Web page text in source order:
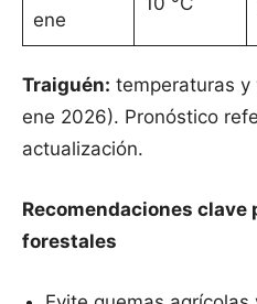
ene
Traiguén: temperaturas y
ene 2026). Pronóstico
actualización.
Recomendaciones
forestales